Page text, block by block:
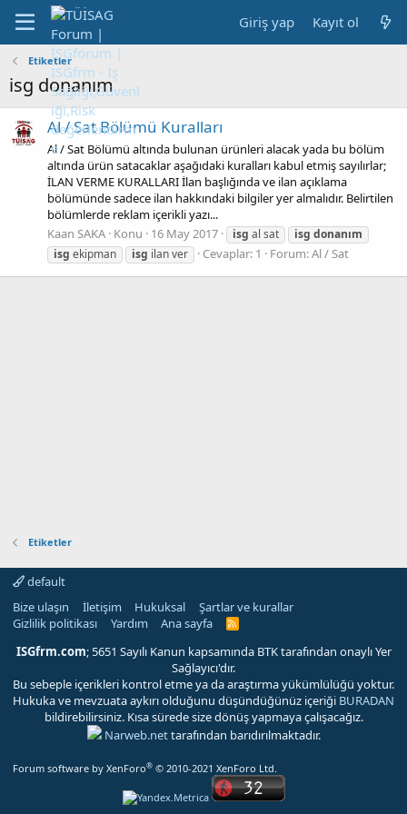
Giriş yap Kayıt ol
Etiketler
isg donanım
Al / Sat Bölümü Kuralları
Al / Sat Bölümü altında bulunan ürünleri alacak yada bu bölüm
altında ürün satacaklar aşağıdaki kuralları kabul etmiş sayılırlar;
İLAN VERME KURALLARI İlan başlığında ve ilan açıklama
bölümünde sadece ilan hakkındaki bilgiler yer almalıdır. Belirtilen
bölümlerde reklam içerikli yazı...
Kaan SAKA Konu 16 May 2017 isg al sat isg donanım
isg ekipman isg ilan ver Cevaplar: 1 Forum:Al / Sat
Etiketler
default
Bize ulaşın
İletişim Hukuksal
Şartlar ve kurallar
Gizlilik politikası
Yardım Ana sayfa
R
S
ISGfrm.com; 5651 Sayılı Kanun kapsamında BTK tarafından onaylı Yer
Sağlayıcı'dır.
Bu sebeple içerikleri kontrol etme ya da araştırma yükümlülüğü yoktur.
Hukuka ve mevzuata aykırı olduğunu düşündüğünüz içeriği BURADAN
bildirebilirsiniz. Kısa sürede size dönüş yapmaya çalışacağız.
Narweb.nettarafından barıdırılmaktadır.
Forum software by XenForo® © 2010-2021 XenForo Ltd.